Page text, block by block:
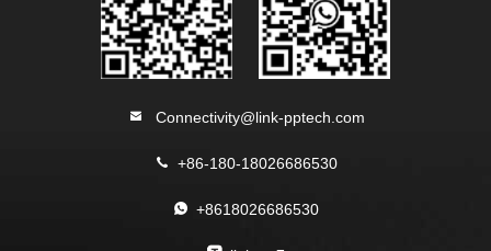
Connectivity@link-pptech.com
+86-180-18026686530
+8618026686530